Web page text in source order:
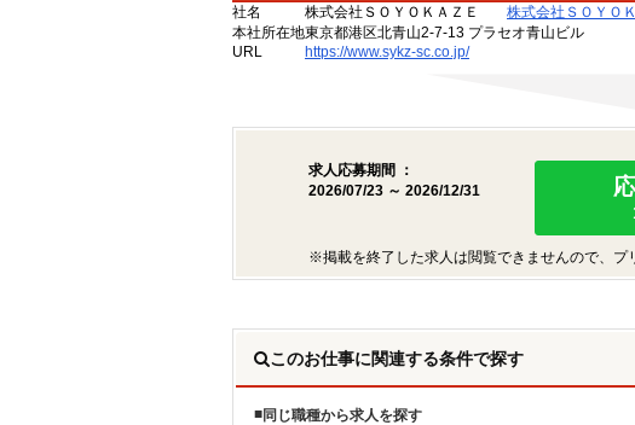
社名
株式会社ＳＯＹＯＫＡＺＥ
株式会社ＳＯＹＯ
本社所在地東京都港区北青山2-7-13 プラセオ青山ビル
URL
https://www.sykz-sc.co.jp/
求人応募期間 ：
2026/07/23 ～ 2026/12/31
※掲載を終了した求人は閲覧できませんので、プ
このお仕事に関連する条件で探す
同じ職種から求人を探す